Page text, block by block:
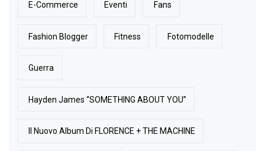
E-Commerce Eventi Fans
Fashion Blogger Fitness Fotomodelle
Guerra
Hayden James “SOMETHING ABOUT YOU”
Il Nuovo Album Di FLORENCE + THE MACHINE